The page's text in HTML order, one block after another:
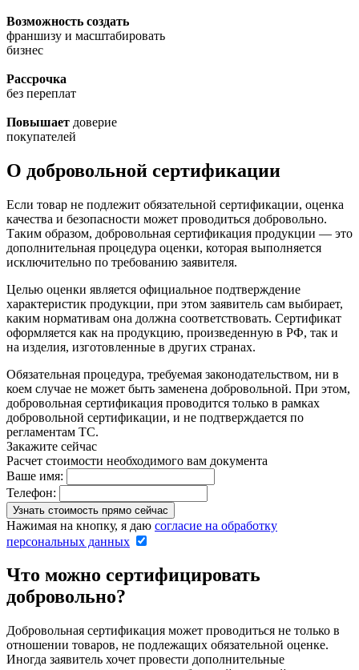
Возможность создать
франшизу и масштабировать
бизнес
Рассрочка
без переплат
Повышает доверие
покупателей
О добровольной сертификации
Если товар не подлежит обязательной сертификации, оценка
качества и безопасности может проводиться добровольно.
Таким образом, добровольная сертификация продукции — это
дополнительная процедура оценки, которая выполняется
исключительно по требованию заявителя.
Целью оценки является официальное подтверждение
характеристик продукции, при этом заявитель сам выбирает,
каким нормативам она должна соответствовать. Сертификат
оформляется как на продукцию, произведенную в РФ, так и
на изделия, изготовленные в других странах.
Обязательная процедура, требуемая законодательством, ни в
коем случае не может быть заменена добровольной. При этом,
добровольная сертификация проводится только в рамках
добровольной сертификации, и не подтверждается по
регламентам ТС.
Закажите сейчас
Расчет стоимости необходимого вам документа
Ваше имя:
Телефон:
Нажимая на кнопку, я даю согласие на обработку
персональных данных
Что можно сертифицировать
добровольно?
Добровольная сертификация может проводиться не только в
отношении товаров, не подлежащих обязательной оценке.
Иногда заявитель хочет провести дополнительные